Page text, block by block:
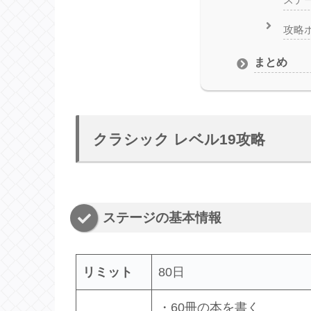
攻略
まとめ
クラシック レベル19攻略
ステージの基本情報
リミット 80日
・60冊の本を書く